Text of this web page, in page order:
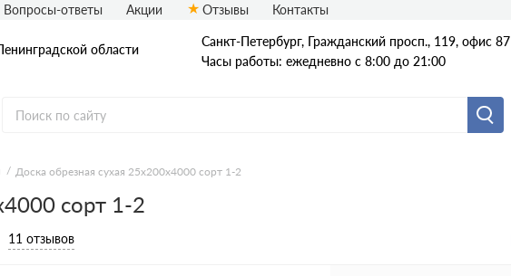
области
Санкт-Петербург, Гражданский просп., 119, офис 87
Часы работы: ежедневно с 8:00 до 21:00
Доска
Доска ест. влаж.
Доска сухая
Доска строганная
Вопросы-ответы Акции Отзывы Контакты
Доска обрезная сухая 25х200х4000 сорт 1-2
сорт 1-2
11 отзывов